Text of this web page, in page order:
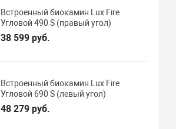
Встроенный биокамин Lux Fire
Угловой 490 S (правый угол)
38 599 руб.
Встроенный биокамин Lux Fire
Угловой 690 S (левый угол)
48 279 руб.